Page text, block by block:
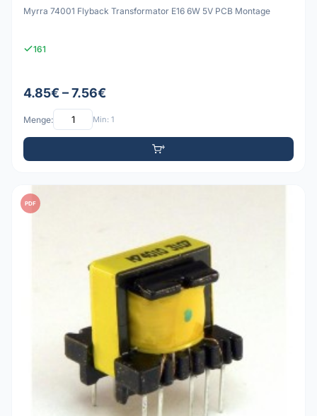
Myrra 74001 Flyback Transformator E16 6W 5V PCB Montage
161
4.85€ – 7.56€
Menge: Min: 1
PDF